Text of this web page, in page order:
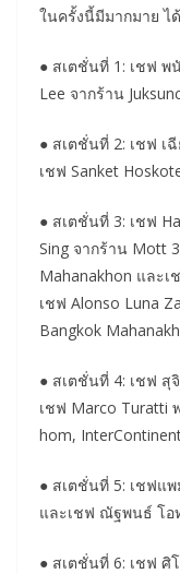
ในครั้งนี้มีมากมาย ไ
● สเตชั่นที่ 1: เชฟ พ
Lee จากร้าน
● สเตชั่นที่ 2: เชฟ เ
เชฟ Sanket
● สเตชั่นที่ 3: เชฟ
Sing จากร้าน Mott
Mahanakhon และเ
เชฟ Alonso Luna
Bangkok
● สเตชั่นที่ 4: เชฟ สุ
เชฟ Marco Turatti
hom,
● สเตชั่นที่ 5: เชฟแ
และเชฟ ณัฐพนธ์ โอ
● สเตชั่นที่ 6: เชฟ ศิ